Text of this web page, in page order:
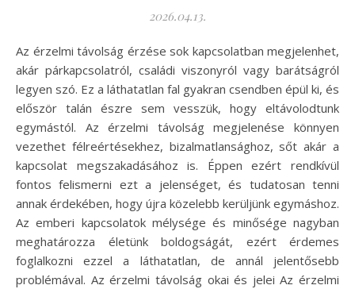
2026.04.13.
Az érzelmi távolság érzése sok kapcsolatban megjelenhet,
akár párkapcsolatról, családi viszonyról vagy barátságról
legyen szó. Ez a láthatatlan fal gyakran csendben épül ki, és
először talán észre sem vesszük, hogy eltávolodtunk
egymástól. Az érzelmi távolság megjelenése könnyen
vezethet félreértésekhez, bizalmatlansághoz, sőt akár a
kapcsolat megszakadásához is. Éppen ezért rendkívül
fontos felismerni ezt a jelenséget, és tudatosan tenni
annak érdekében, hogy újra közelebb kerüljünk egymáshoz.
Az emberi kapcsolatok mélysége és minősége nagyban
meghatározza életünk boldogságát, ezért érdemes
foglalkozni ezzel a láthatatlan, de annál jelentősebb
problémával. Az érzelmi távolság okai és jelei Az érzelmi